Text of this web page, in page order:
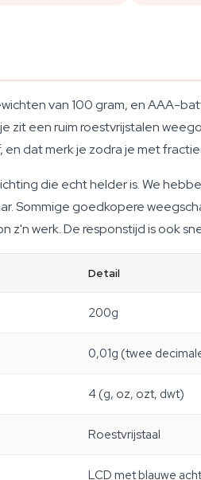
van 100 gram, en AAA-
zit een ruim roestvrijstalen
dat merk je zodra je met
die echt helder is. We
Sommige goedkopere
z'n werk. De responstijd is ook
Detail
200g
0,01g (twee
4 (g, oz, ozt, dwt)
Roestvrijstaal
LCD met blauwe